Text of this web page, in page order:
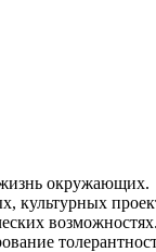
окружающих.
культурных
возможностях.